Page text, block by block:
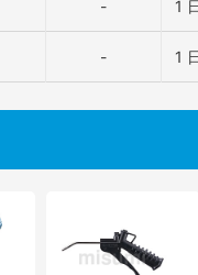
- 1
- 1